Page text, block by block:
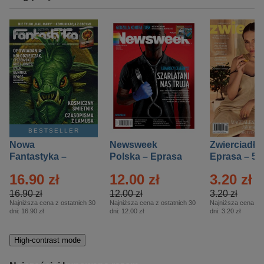
BESTSELLER
Nowa
Fantastyka –
16.90 zł
16.90 zł
Najniższa cena z ostatnich 30
dni: 16.90 zł
Newsweek
Polska – Eprasa
12.00 zł
12.00 zł
Najniższa cena z ostatnich 30
dni: 12.00 zł
Zwierciadło
Eprasa – 5/
3.20 zł
3.20 zł
Najniższa cena z
dni: 3.20 zł
High-contrast mode